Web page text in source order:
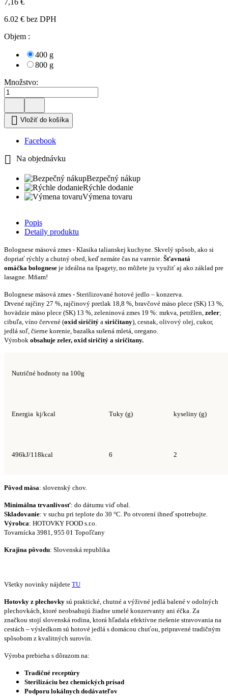
6.02 € bez DPH
Objem :
400 g
800 g
Množstvo:
 Vložiť do košíka
Facebook
 Na objednávku
Bezpečný nákup
Rýchle dodanie
Výmena tovaru
Popis
Detaily produktu
Bolognese mäsová zmes - Klasika talianskej kuchyne. Skvelý spôsob, ako si
dopriať rýchly a chutný obed, keď nemáte čas na varenie. Šťavnatá
omáčka bolognese je ideálna na špagety, no môžete ju využiť aj ako základ pre
lasagne. Mňam!
Bolognese mäsová zmes - Sterilizované hotové jedlo – konzerva.
Drvené rajčiny 27 %, rajčinový pretlak 18,8 %, bravčové mäso plece (SK) 13 %,
hovädzie mäso plece (SK) 13 %, zeleninová zmes 19 %: mrkva, petržlen, zeler;
cibuľa, víno červené (oxid siričitý a siričitany), cesnak, olivový olej, cukor,
jedlá soľ, čierne korenie, bazalka sušená mletá, oregano.
Výrobok obsahuje zeler, oxid siričitý a siričitany.
Nutričné hodnoty na 100g
Energia kj/kcal Tuky (g) kyseliny (g)
496kJ/118kcal 6 2
Pôvod mäsa: slovenský chov.
Minimálna trvanlivosť: do dátumu viď obal.
Skladovanie: v suchu pri teplote do 30 °C. Po otvorení ihneď spotrebujte.
Výrobca: HOTOVKY FOOD s.r.o.
Tovarnícka 3981, 955 01 Topoľčany
Krajina pôvodu: Slovenská republika
Všetky novinky nájdete TU
Hotovky z plechovky sú praktické, chutné a výživné jedlá balené v odolných
plechovkách, ktoré neobsahujú žiadne umelé konzervanty ani éčka. Za
značkou stojí slovenská rodina, ktorá hľadala efektívne riešenie stravovania na
cestách – výsledkom sú hotové jedlá s domácou chuťou, pripravené tradičným
spôsobom z kvalitných surovín.
Výroba prebieha s dôrazom na:
Tradičné receptúry
Sterilizáciu bez chemických prísad
Podporu lokálnych dodávateľov